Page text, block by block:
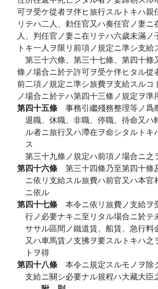
可ヲ受ケ從者ヲ伴ヒ旅行スルトキハ親
リテハ二人、勅任官又ハ奏任官ノ妻ニ
人、判任官ノ妻ニ在リテハ六歲未滿ノ
トキ一人ヲ限リ前項ノ規定ニ準シ支給
第三十六條、第三十七條、第四十條
條ノ場合ニ於テ許可ヲ受ケ伴ヒタル從
前二項ノ規定ニ準シ旅費ヲ支給スルコ
ノ場合ニ於テハ第四十三條ノ規定ヲ準
第四十五條 事務引繼殘務整理等ノ爲
退職、休職、非職、停職、待命又ハ
ル者ニ旅行又ハ滯在ヲ命シタルトキ
ス
第三十九條ノ規定ハ前項ノ場合ニ之
第四十六條 第三十四條乃至第四十條
ニ依リ支給スル旅費ハ前官又ハ本官
ニ依ル
第四十七條 本令ニ依リ旅費ノ支給ヲ
行ノ必要ナキニ至リタル場合ニ於テ
ササル區間ノ鐵道賃、船賃、急行料
又ハ車馬賃ノ支拂ヲ要スルトキハ之
トヲ得
第四十八條 本令ニ規定スルモノヲ除
支給ニ關シ必要ナル規程ハ大藏大臣